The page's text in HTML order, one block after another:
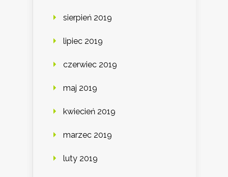
sierpień 2019
lipiec 2019
czerwiec 2019
maj 2019
kwiecień 2019
marzec 2019
luty 2019